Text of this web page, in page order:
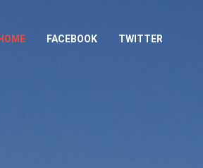
HOME FACEBOOK TWITTER